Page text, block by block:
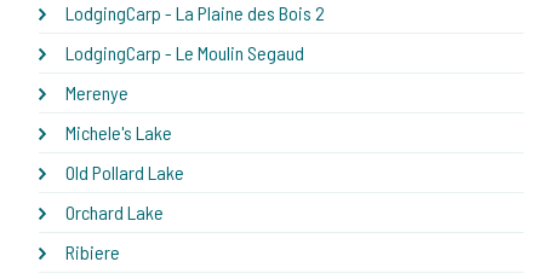
LodgingCarp - La Plaine des Bois 2
LodgingCarp - Le Moulin Segaud
Merenye
Michele's Lake
Old Pollard Lake
Orchard Lake
Ribiere